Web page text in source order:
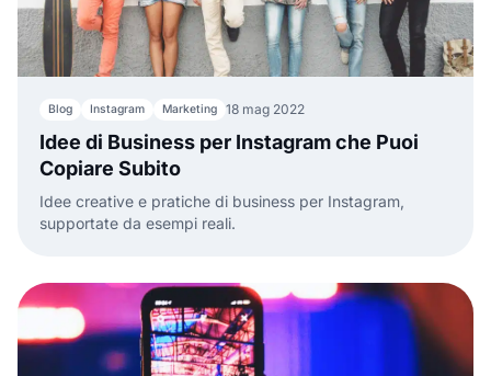
Blog Instagram Marketing 18 mag 2022
Idee di Business per Instagram che Puoi
Copiare Subito
Idee creative e pratiche di business per Instagram,
supportate da esempi reali.